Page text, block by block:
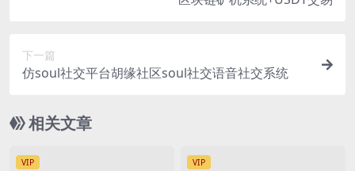
下一篇
仿soul社交平台胡缘社区soul社交语音社交系统
相关文章
VIP VIP